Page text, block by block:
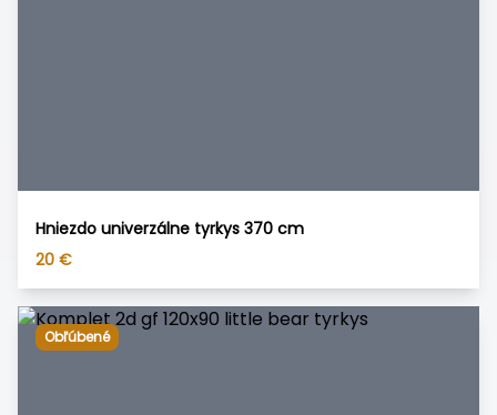
Hniezdo univerzálne tyrkys 370 cm
20 €
Obľúbené